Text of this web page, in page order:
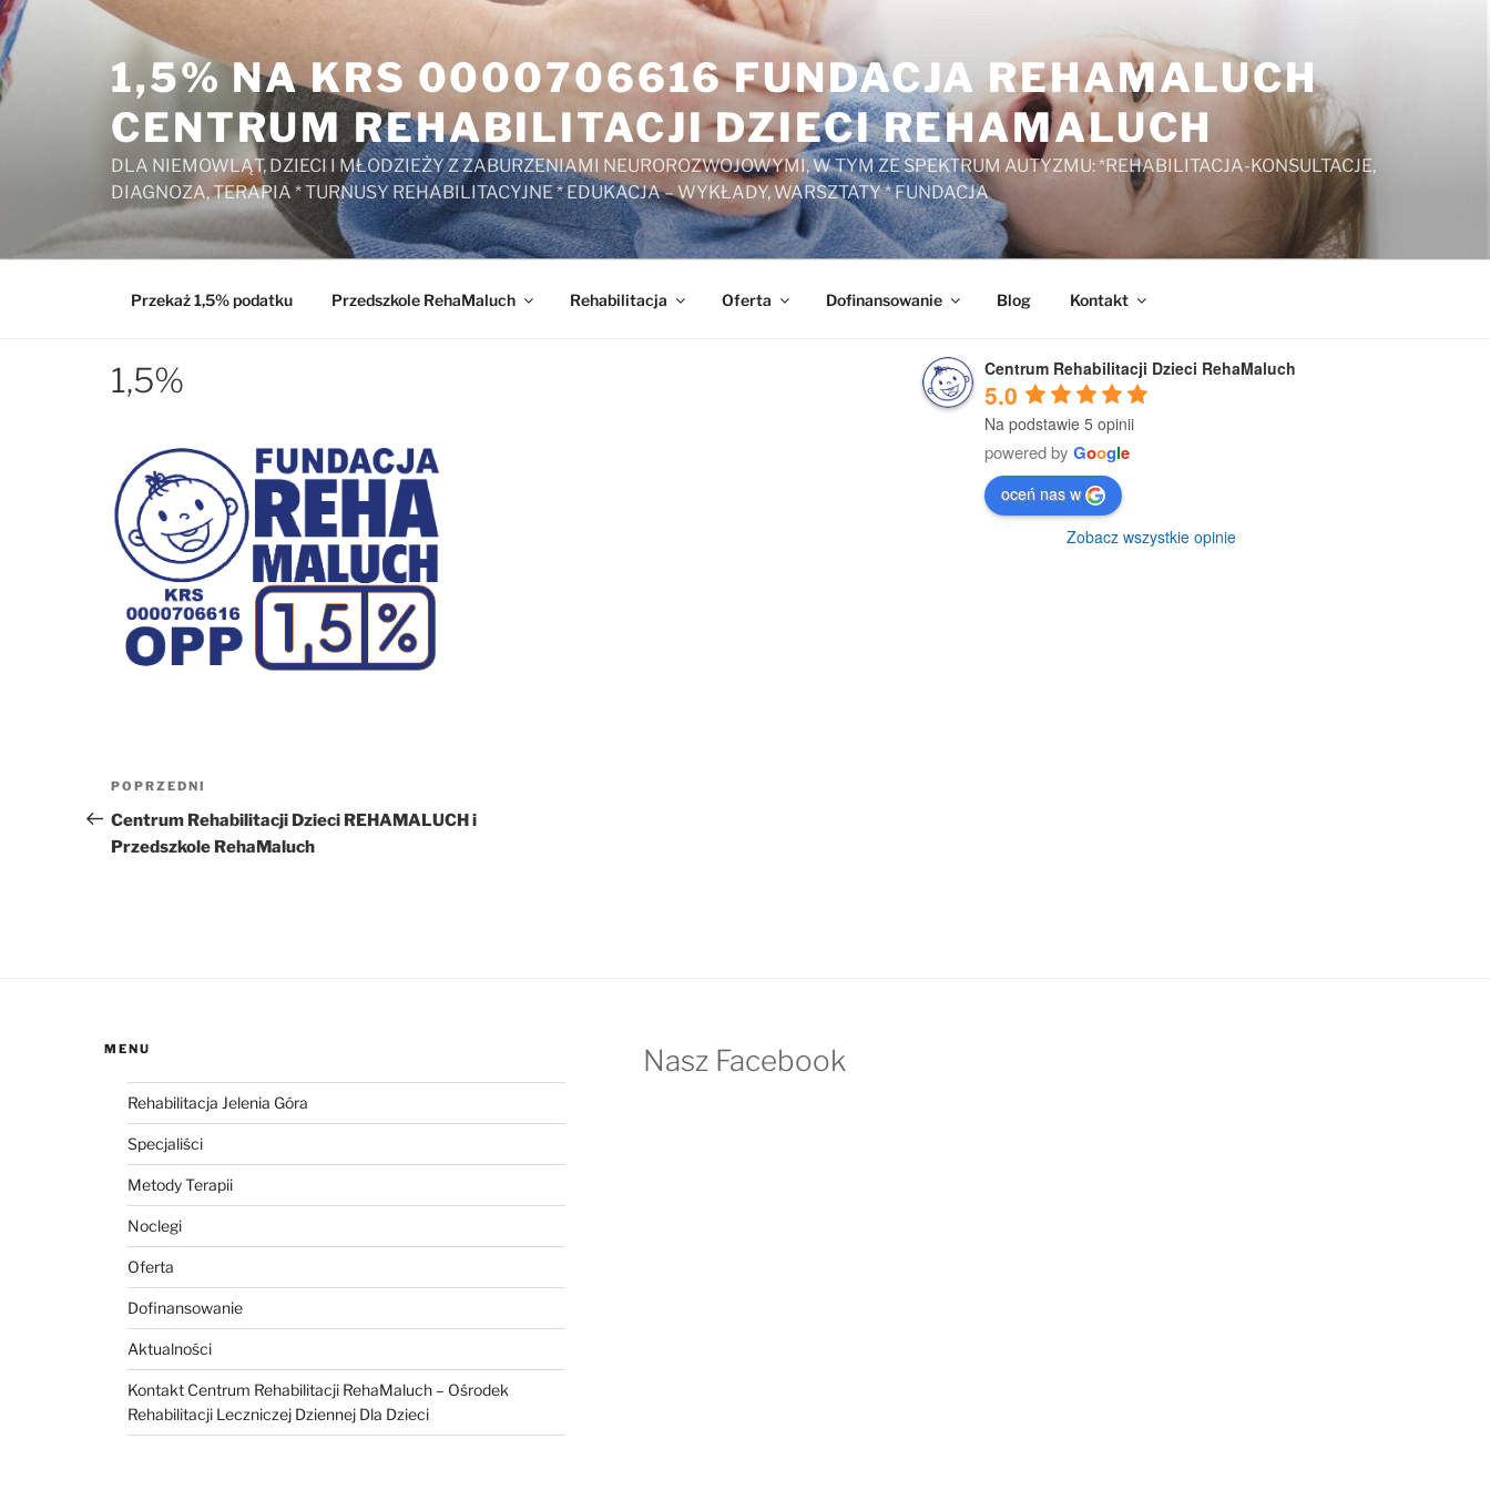
Przejdź
do
treści
1,5% NA KRS 0000706616 FUNDACJA REHAMALUCH
CENTRUM REHABILITACJI DZIECI REHAMALUCH
DLA NIEMOWLĄT, DZIECI I MŁODZIEŻY Z ZABURZENIAMI NEUROROZWOJOWYMI, W TYM ZE SPEKTRUM AUTYZMU: *REHABILITACJA-KONSULTACJE,
DIAGNOZA, TERAPIA * TURNUSY REHABILITACYJNE * EDUKACJA – WYKŁADY, WARSZTATY * FUNDACJA
Przekaż 1,5% podatku Przedszkole RehaMaluch Rehabilitacja Oferta Dofinansowanie Blog Kontakt
1,5%
Nawigacja
wpisu
Poprzedni
wpis
POPRZEDNI
Centrum Rehabilitacji Dzieci REHAMALUCH i
Przedszkole RehaMaluch
Centrum Rehabilitacji Dzieci RehaMaluch
5.0
Na podstawie 5 opinii
powered byGoogle
oceń nas w
Zobacz wszystkie opinie
MENU
Rehabilitacja Jelenia Góra
Specjaliści
Metody Terapii
Noclegi
Oferta
Dofinansowanie
Aktualności
Kontakt Centrum Rehabilitacji RehaMaluch – Ośrodek
Rehabilitacji Leczniczej Dziennej Dla Dzieci
Nasz Facebook